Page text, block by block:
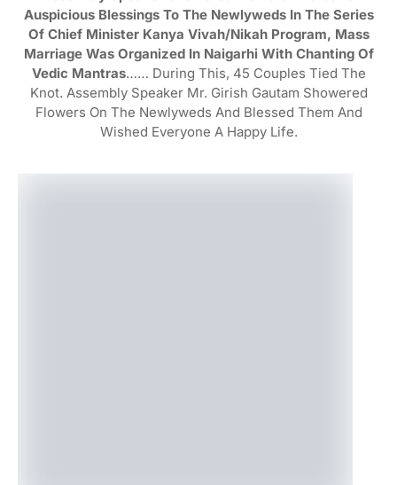
Auspicious Blessings To The Newlyweds In The Series
Of Chief Minister Kanya Vivah/Nikah Program, Mass
Marriage Was Organized In Naigarhi With Chanting Of
Vedic Mantras…… During This, 45 Couples Tied The
Knot. Assembly Speaker Mr. Girish Gautam Showered
Flowers On The Newlyweds And Blessed Them And
Wished Everyone A Happy Life.